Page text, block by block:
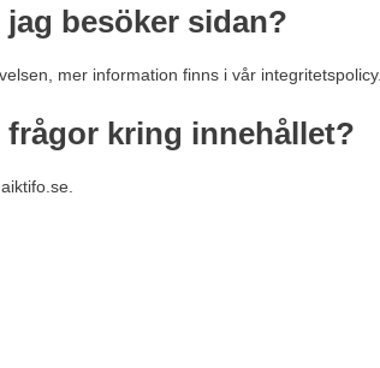
besöker sidan?
mer information finns i vår integritetspolicy.
frågor kring innehållet?